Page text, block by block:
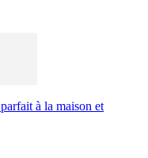
à la maison et